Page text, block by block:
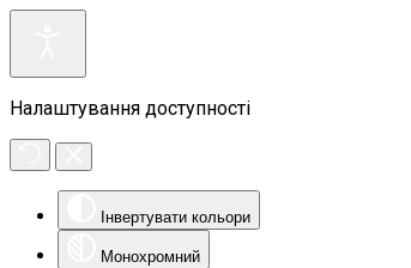
Налаштування доступності
Інвертувати кольори
Монохромний